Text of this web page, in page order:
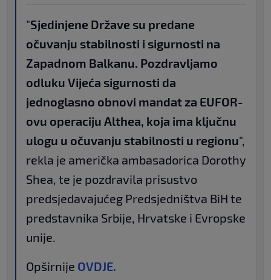
"Sjedinjene Države su predane
očuvanju stabilnosti i sigurnosti na
Zapadnom Balkanu. Pozdravljamo
odluku Vijeća sigurnosti da
jednoglasno obnovi mandat za EUFOR-
ovu operaciju Althea, koja ima ključnu
ulogu u očuvanju stabilnosti u regionu",
rekla je američka ambasadorica Dorothy
Shea, te je pozdravila prisustvo
predsjedavajućeg Predsjedništva BiH te
predstavnika Srbije, Hrvatske i Evropske
unije.
Opširnije OVDJE.